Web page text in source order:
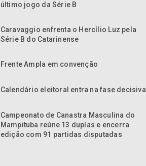
último jogo da Série B
Caravaggio enfrenta o Hercílio Luz pela
Série B do Catarinense
Frente Ampla em convenção
Calendário eleitoral entra na fase decisiva
Campeonato de Canastra Masculina do
Mampituba reúne 13 duplas e encerra
edição com 91 partidas disputadas